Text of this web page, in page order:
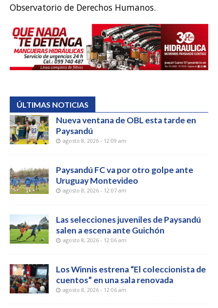
Observatorio de Derechos Humanos.
ÚLTIMAS NOTICIAS
Nueva ventana de OBL esta tarde en
Paysandú
agosto 8, 2026 - 12:09 am
Paysandú FC va por otro golpe ante
Uruguay Montevideo
agosto 8, 2026 - 12:07 am
Las selecciones juveniles de Paysandú
salen a escena ante Guichón
agosto 8, 2026 - 12:06 am
Los Winnis estrena “El coleccionista de
cuentos” en una sala renovada
agosto 8, 2026 - 12:06 am